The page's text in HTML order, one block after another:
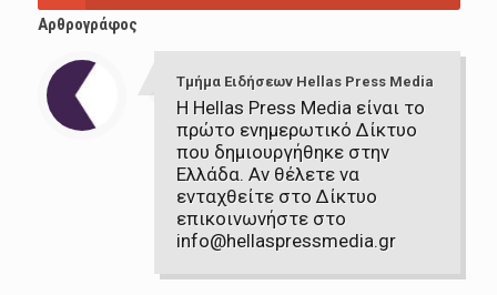
Αρθρογράφος
Τμήμα Ειδήσεων Hellas Press Media
Η Hellas Press Media είναι το
πρώτο ενημερωτικό Δίκτυο
που δημιουργήθηκε στην
Ελλάδα. Αν θέλετε να
ενταχθείτε στο Δίκτυο
επικοινωνήστε στο
info@hellaspressmedia.gr